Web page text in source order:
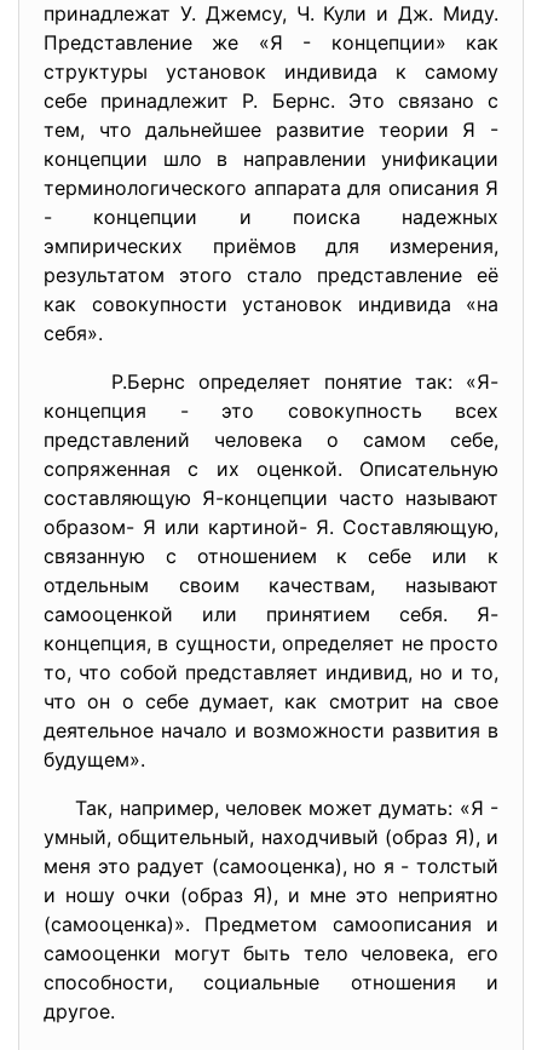
принадлежат У. Джемсу, Ч. Кули и Дж. Миду.
Представление же «Я - концепции» как
структуры установок индивида к самому
себе принадлежит Р. Бернс. Это связано с
тем, что дальнейшее развитие теории Я -
концепции шло в направлении унификации
терминологического аппарата для описания Я
- концепции и поиска надежных
эмпирических приёмов для измерения,
результатом этого стало представление её
как совокупности установок индивида «на
себя».
Р.Бернс определяет понятие так: «Я-
концепция - это совокупность всех
представлений человека о самом себе,
сопряженная с их оценкой. Описательную
составляющую Я-концепции часто называют
образом- Я или картиной- Я. Составляющую,
связанную с отношением к себе или к
отдельным своим качествам, называют
самооценкой или принятием себя. Я-
концепция, в сущности, определяет не просто
то, что собой представляет индивид, но и то,
что он о себе думает, как смотрит на свое
деятельное начало и возможности развития в
будущем».
Так, например, человек может думать: «Я -
умный, общительный, находчивый (образ Я), и
меня это радует (самооценка), но я - толстый
и ношу очки (образ Я), и мне это неприятно
(самооценка)». Предметом самоописания и
самооценки могут быть тело человека, его
способности, социальные отношения и
другое.